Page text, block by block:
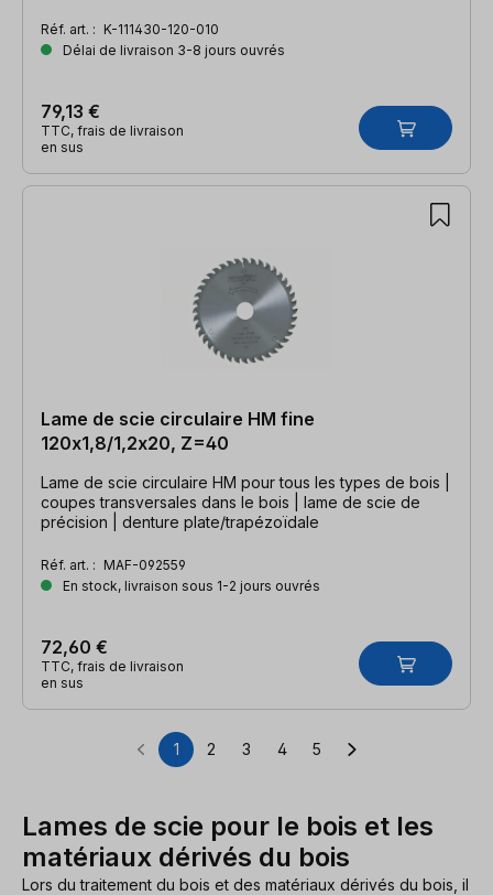
Réf. art. : K-111430-120-010
Délai de livraison 3-8 jours ouvrés
79,13 €
TTC, frais de livraison
en sus
Lame de scie circulaire HM fine
120x1,8/1,2x20, Z=40
Lame de scie circulaire HM pour tous les types de bois |
coupes transversales dans le bois | lame de scie de
précision | denture plate/trapézoïdale
Réf. art. : MAF-092559
En stock, livraison sous 1-2 jours ouvrés
72,60 €
TTC, frais de livraison
en sus
Page
1 Page
2 Page
3 Page
4 Page
5
Lames de scie pour le bois et les
matériaux dérivés du bois
Lors du traitement du bois et des matériaux dérivés du bois, il